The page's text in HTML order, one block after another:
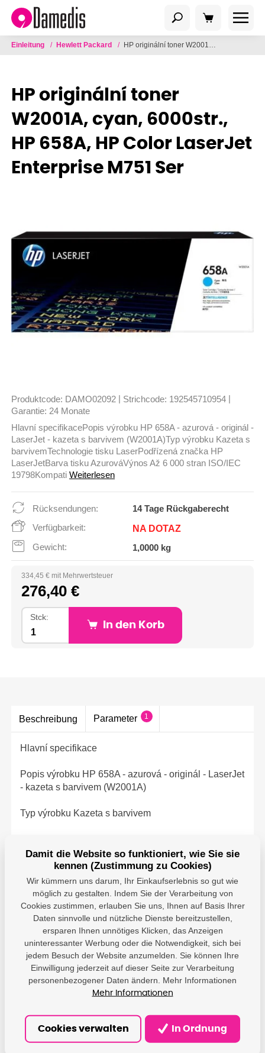
Einleitung / Hewlett Packard / HP originální toner W2001A, cyan, 6000str., HP 658A, HP Color LaserJet Enterprise M751 Ser
HP originální toner
W2001A, cyan, 6000str.,
HP 658A, HP Color LaserJet
Enterprise M751 Ser
Produktcode: DAMO02092 Strichcode: 192545710954
Garantie: 24 Monate
Hlavní specifikacePopis výrobku HP 658A - azurová - originál -
LaserJet - kazeta s barvivem (W2001A)Typ výrobku Kazeta s
barvivemTechnologie tisku LaserPodřízená značka HP
LaserJetBarva tisku AzurováVýnos Až 6 000 stran ISO/IEC
19798Kompati Weiterlesen
Rücksendungen:
14 Tage Rückgaberecht
Verfügbarkeit:
NA DOTAZ
Gewicht: 1,0000 kg
334,45 € mit Mehrwertsteuer
276,40 €
Stck:
In den Korb
Beschreibung Parameter 1
Hlavní specifikace
Popis výrobku HP 658A - azurová - originál - LaserJet
- kazeta s barvivem (W2001A)
Typ výrobku Kazeta s barvivem
Podřízená značka HP LaserJet
Barva tisku Azurová
Výnos Až 6 000 stran ISO/IEC 19798
Kompatibilní s Color LaserJet Enterprise
M751dn,M751n
Parameter
HP - HP Netherlands
Damit die Website so funktioniert, wie Sie sie
kennen (Zustimmung zu Cookies)
Wir kümmern uns darum, Ihr Einkaufserlebnis so gut wie
möglich zu gestalten. Indem Sie der Verarbeitung von
Cookies zustimmen, erlauben Sie uns, Ihnen auf Basis Ihrer
Daten sinnvolle und nützliche Dienste bereitzustellen,
ersparen Ihnen unnötiges Klicken, das Anzeigen
uninteressanter Werbung oder die Notwendigkeit, sich bei
jedem Besuch der Website anzumelden. Sie können Ihre
Einwilligung jederzeit auf dieser Seite zur Verarbeitung
personenbezogener Daten ändern. Mehr Informationen
Mehr Informationen
Cookies verwalten In Ordnung